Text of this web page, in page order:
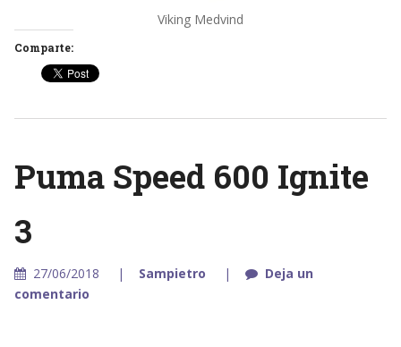
Viking Medvind
Comparte:
Puma Speed 600 Ignite
3
27/06/2018 Sampietro
Deja un
comentario